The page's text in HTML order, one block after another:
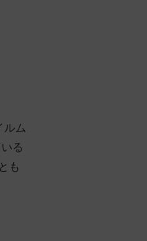
ルム
る
も